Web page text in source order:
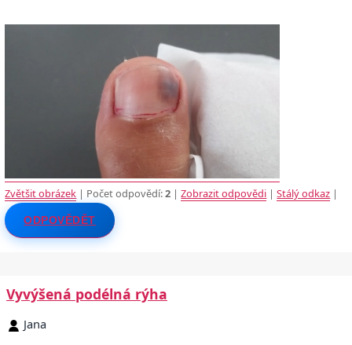
Zvětšit obrázek | Počet odpovědí:2 |Zobrazit odpovědi |Stálý odkaz |
ODPOVĚDĚT
Vyvýšená podélná rýha
Jana